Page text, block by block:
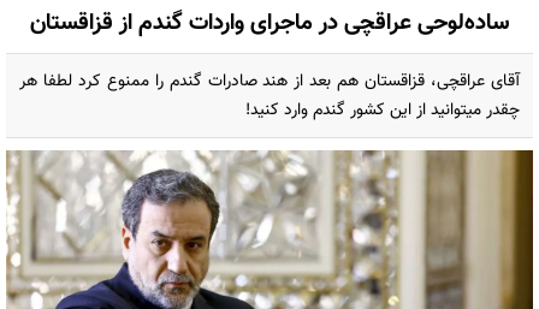
ساده‌لوحی عراقچی در ماجرای واردات گندم از قزاقستان
آقای عراقچی، قزاقستان هم بعد از هند صادرات گندم را ممنوع کرد لطفا هر
چقدر میتوانید از این کشور گندم وارد کنید!